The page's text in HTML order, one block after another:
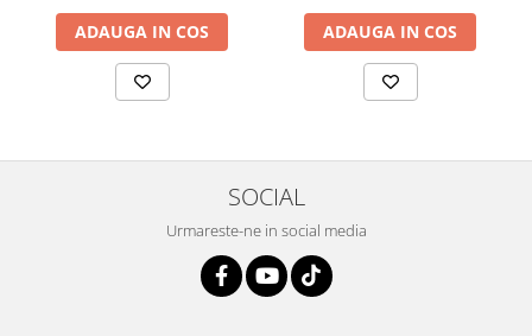
ADAUGA IN COS ADAUGA IN COS
SOCIAL
Urmareste-ne in social media